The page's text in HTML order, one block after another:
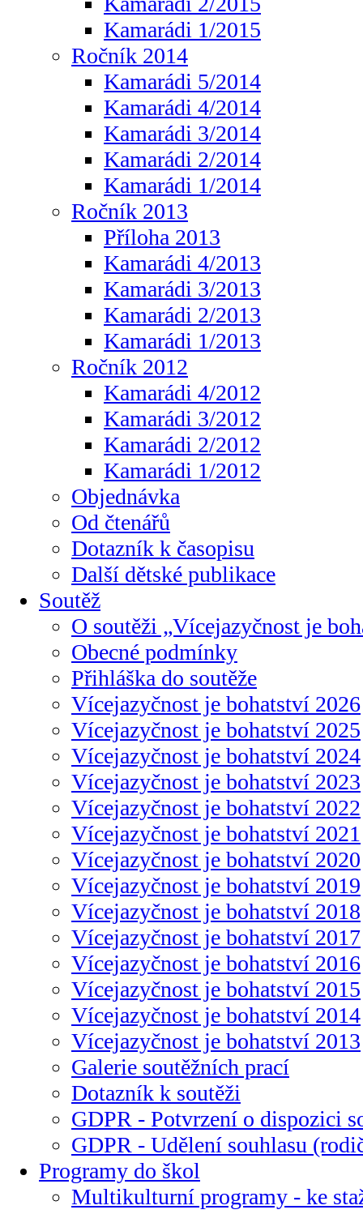
Kamarádi 1/2015
Ročník 2014
Kamarádi 5/2014
Kamarádi 4/2014
Kamarádi 3/2014
Kamarádi 2/2014
Kamarádi 1/2014
Ročník 2013
Příloha 2013
Kamarádi 4/2013
Kamarádi 3/2013
Kamarádi 2/2013
Kamarádi 1/2013
Ročník 2012
Kamarádi 4/2012
Kamarádi 3/2012
Kamarádi 2/2012
Kamarádi 1/2012
Objednávka
Od čtenářů
Dotazník k časopisu
Další dětské publikace
Soutěž
O soutěži „Vícejazyčnost je
Obecné podmínky
Přihláška do soutěže
Vícejazyčnost je bohatství 2026
Vícejazyčnost je bohatství 2025
Vícejazyčnost je bohatství 2024
Vícejazyčnost je bohatství 2023
Vícejazyčnost je bohatství 2022
Vícejazyčnost je bohatství 2021
Vícejazyčnost je bohatství 2020
Vícejazyčnost je bohatství 2019
Vícejazyčnost je bohatství 2018
Vícejazyčnost je bohatství 2017
Vícejazyčnost je bohatství 2016
Vícejazyčnost je bohatství 2015
Vícejazyčnost je bohatství 2014
Vícejazyčnost je bohatství 2013
Galerie soutěžních prací
Dotazník k soutěži
GDPR - Potvrzení o dispozici
GDPR - Udělení souhlasu
Programy do škol
Multikulturní programy - ke